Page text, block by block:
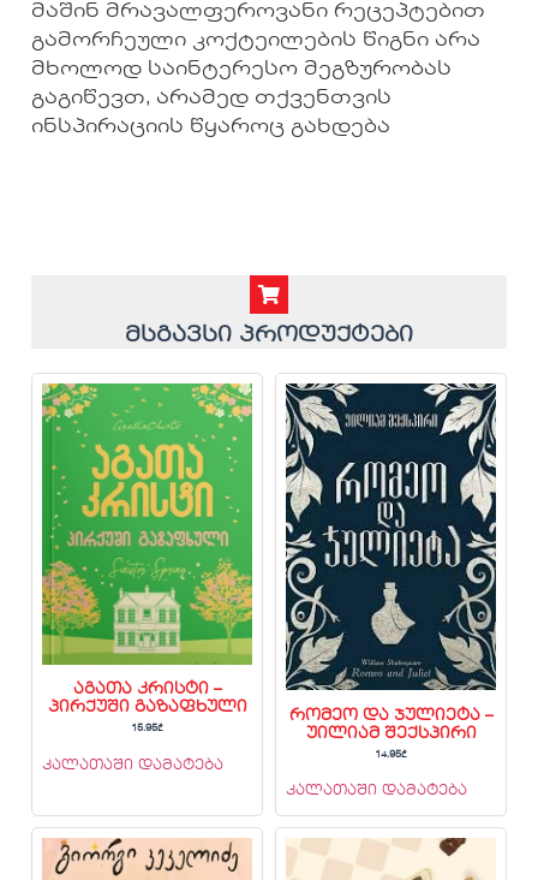
მაშინ მრავალფეროვანი რეცეპტებით
გამორჩეული კოქტეილების წიგნი არა
მხოლოდ საინტერესო მეგზურობას
გაგიწევთ, არამედ თქვენთვის
ინსპირაციის წყაროც გახდება
მსგავსი პროდუქტები
აგათა კრისტი –
პირქუში გაზაფხული
15.95₾
კალათაში დამატება
რომეო და ჯულიეტა –
უილიამ შექსპირი
14.95₾
კალათაში დამატება